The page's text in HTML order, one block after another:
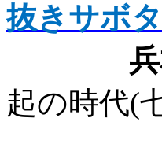
抜きサボ
起の時代(